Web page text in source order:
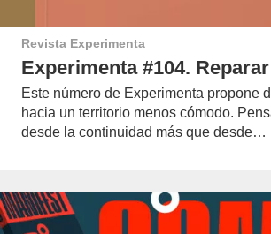
Revista Experimenta
Experimenta #104. Reparar
Este número de Experimenta propone
hacia un territorio menos cómodo.
desde la continuidad más que desde…